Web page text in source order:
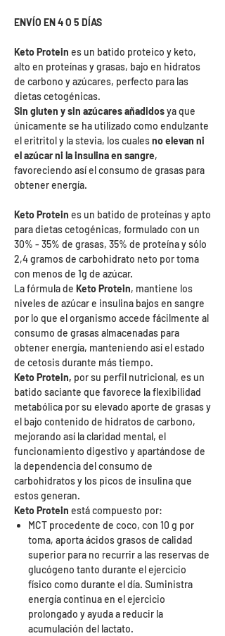
ENVÍO EN 4 O 5 DÍAS
Keto Protein es un batido proteico y keto,
alto en proteínas y grasas, bajo en hidratos
de carbono y azúcares, perfecto para las
dietas cetogénicas.
Sin gluten y sin azúcares añadidosya que
únicamente se ha utilizado como endulzante
el eritritol y la stevia, los cualesno elevan ni
el azúcar ni la insulina en sangre,
favoreciendo así el consumo de grasas para
obtener energía.
Keto Protein es un batido de proteínas y apto
para dietas cetogénicas, formulado con un
30% - 35% de grasas, 35% de proteína y sólo
2,4 gramos de carbohidrato neto por toma
con menos de 1g de azúcar.
La fórmula de Keto Protein, mantiene los
niveles de azúcar e insulina bajos en sangre
por lo que el organismo accede fácilmente al
consumo de grasas almacenadas para
obtener energía, manteniendo así el estado
de cetosis durante más tiempo.
Keto Protein, por su perfil nutricional, es un
batido saciante que favorece la flexibilidad
metabólica por su elevado aporte de grasas y
el bajo contenido de hidratos de carbono,
mejorando así la claridad mental, el
funcionamiento digestivo y apartándose de
la dependencia del consumo de
carbohidratos y los picos de insulina que
estos generan.
Keto Protein está compuesto por:
MCT procedente de coco, con 10 g por
toma, aporta ácidos grasos de calidad
superior para no recurrir a las reservas de
glucógeno tanto durante el ejercicio
físico como durante el día. Suministra
energía continua en el ejercicio
prolongado y ayuda a reducir la
acumulación del lactato.